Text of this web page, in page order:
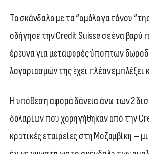
Το σκάνδαλο με τα “ομόλογα τόνου
οδήγησε την Credit Suisse σε ένα βαρύ
έρευνα για μεταφορές ύποπτων
λογαριασμών της έχει πλέον εμπλέξει
Η υπόθεση αφορά δάνεια άνω των 2
δολαρίων που χορηγήθηκαν από την
κρατικές εταιρείες στη Μοζαμβίκη –